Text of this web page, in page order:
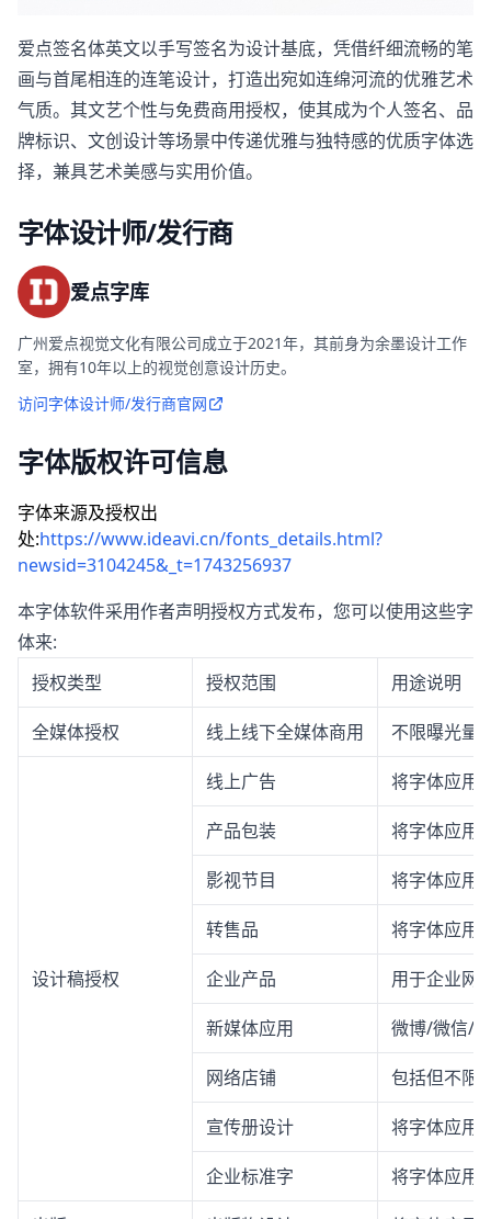
爱点签名体英文以手写签名为设计基底，凭借纤细流畅的笔
画与首尾相连的连笔设计，打造出宛如连绵河流的优雅艺术
气质。其文艺个性与免费商用授权，使其成为个人签名、品
牌标识、文创设计等场景中传递优雅与独特感的优质字体选
择，兼具艺术美感与实用价值。
字体设计师/发行商
爱点字库
广州爱点视觉文化有限公司成立于2021年，其前身为余墨设计工作
室，拥有10年以上的视觉创意设计历史。
访问字体设计师/发行商官网
字体版权许可信息
字体来源及授权出
处:https://www.ideavi.cn/fonts_details.html?
newsid=3104245&_t=1743256937
本字体软件采用作者声明授权方式发布，您可以使用这些字
体来:
授权类型
授权范围 用途说明
全媒体授权 线上线下全媒体商用 不限曝光量
设计稿授权
线上广告 将字体应用
产品包装 将字体应用
影视节目 将字体应用
转售品 将字体应用
企业产品 用于企业网
新媒体应用 微博/微信/
网络店铺 包括但不限
宣传册设计 将字体应用
企业标准字 将字体应用